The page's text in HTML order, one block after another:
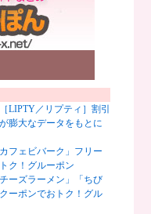
LIPTY／リプティ］割引
膨大なデータをもとに
フェビバーク」フリー
ク！グルーポン
ーズラーメン」「ちび
ーポンでおトク！グル